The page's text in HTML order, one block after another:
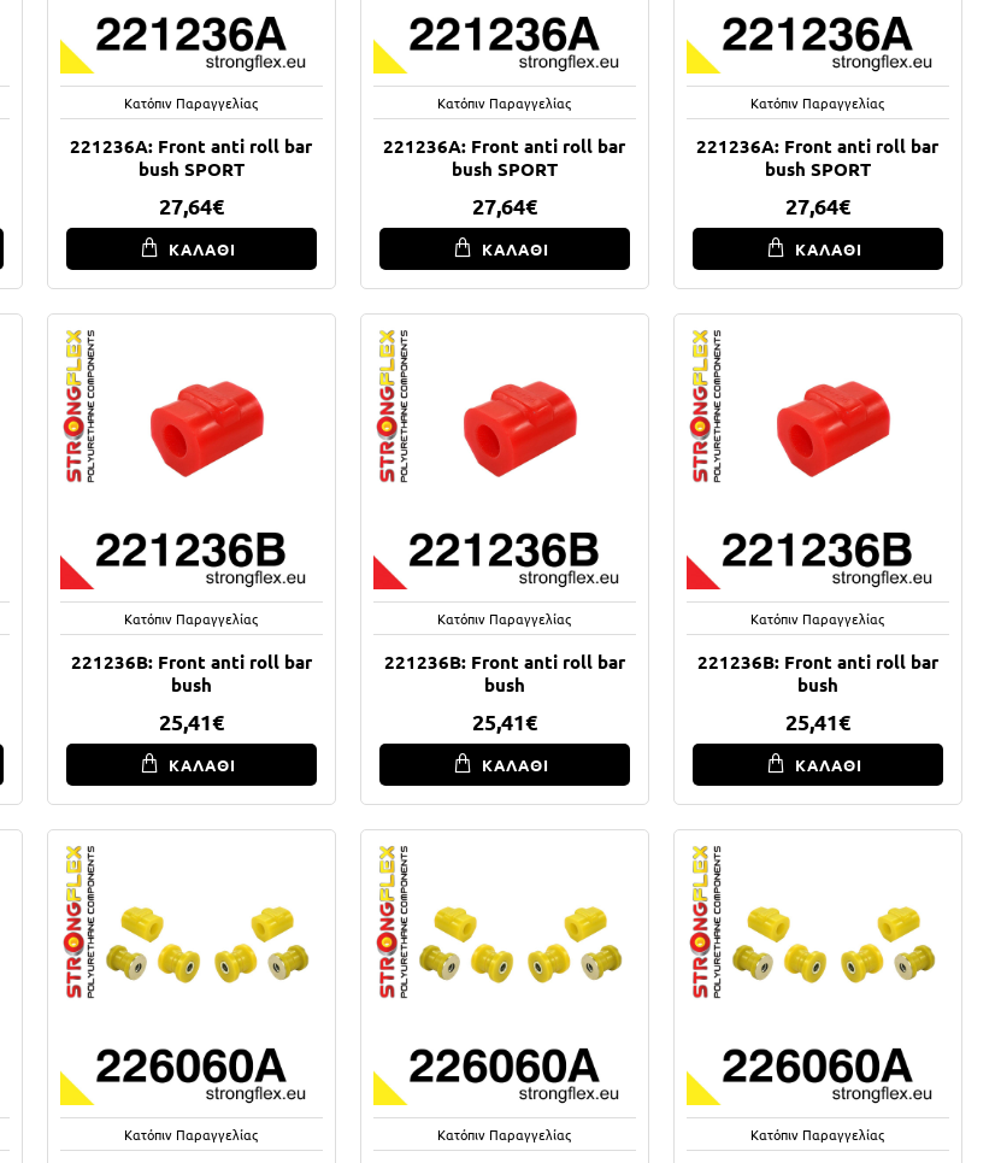
Κατόπιν Παραγγελίας
221236A: Front anti roll bar
bush SPORT
27,64€
ΚΑΛΑΘΙ
Κατόπιν Παραγγελίας
221236A: Front anti roll bar
bush SPORT
27,64€
ΚΑΛΑΘΙ
Κατόπιν Παραγγελίας
221236A: Front anti roll bar
bush SPORT
27,64€
ΚΑΛΑΘΙ
Κατόπιν Παραγγελίας
221236B: Front anti roll bar
bush
25,41€
ΚΑΛΑΘΙ
Κατόπιν Παραγγελίας
221236B: Front anti roll bar
bush
25,41€
ΚΑΛΑΘΙ
Κατόπιν Παραγγελίας
221236B: Front anti roll bar
bush
25,41€
ΚΑΛΑΘΙ
Κατόπιν Παραγγελίας Κατόπιν Παραγγελίας Κατόπιν Παραγγελίας